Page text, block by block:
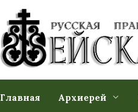
Главная Архиерей